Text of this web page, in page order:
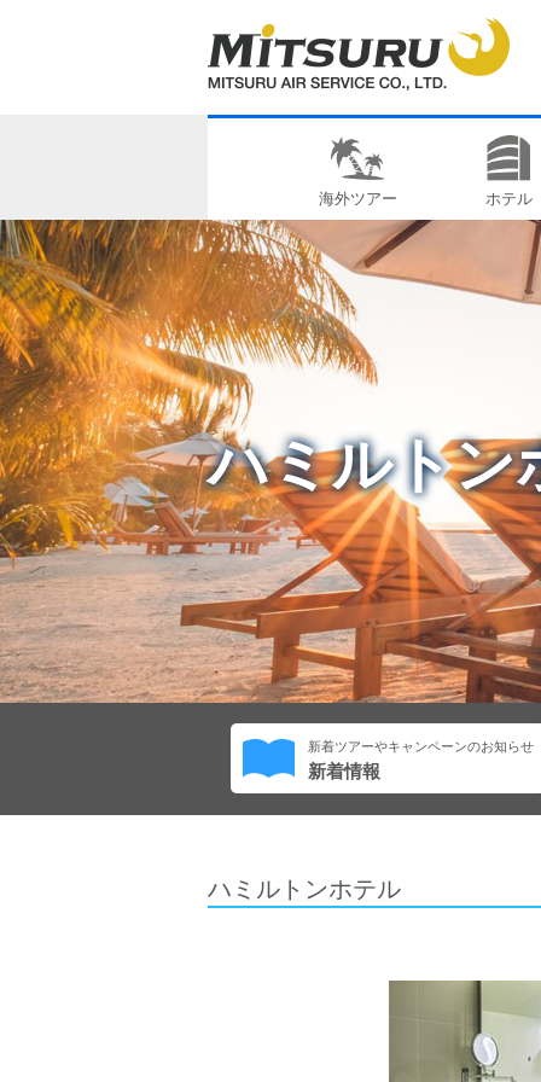
海外ツアー ホテル
ハミルトン
新着ツアーやキャンペーンのお知らせ
新着情報
ハミルトンホテル